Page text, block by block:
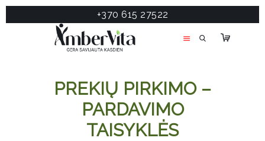
+370 615 27522
PREKIŲ PIRKIMO –
PARDAVIMO
TAISYKLĖS
PASLAUGOS
PRODUKTAI
APIE MANE